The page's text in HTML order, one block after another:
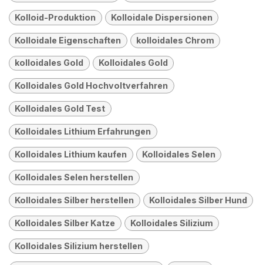
Kolloid-Produktion Kolloidale Dispersionen
Kolloidale Eigenschaften kolloidales Chrom
kolloidales Gold Kolloidales Gold
Kolloidales Gold Hochvoltverfahren
Kolloidales Gold Test
Kolloidales Lithium Erfahrungen
Kolloidales Lithium kaufen Kolloidales Selen
Kolloidales Selen herstellen
Kolloidales Silber herstellen Kolloidales Silber Hund
Kolloidales Silber Katze Kolloidales Silizium
Kolloidales Silizium herstellen